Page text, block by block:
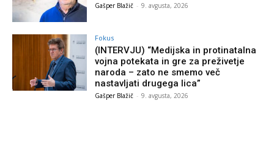
Gašper Blažič - 9. avgusta, 2026
Fokus
(INTERVJU) “Medijska in protinatalna
vojna potekata in gre za preživetje
naroda – zato ne smemo več
nastavljati drugega lica”
Gašper Blažič - 9. avgusta, 2026